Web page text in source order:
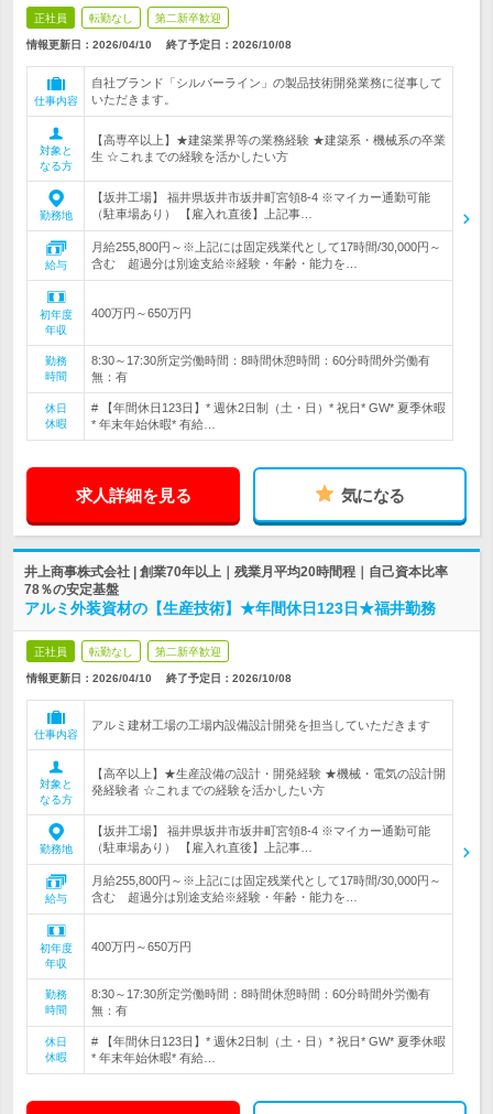
正社員 転勤なし 第二新卒歓迎
情報更新日：2026/04/10 終了予定日： 2026/10/08
仕事内容
自社ブランド「シルバーライン」の製品技術開発業務に従事して
いただきます。
対象と
なる方
【高専卒以上】★建築業界等の業務経験 ★建築系・機械系の卒業
生 ☆これまでの経験を活かしたい方
勤務地
【坂井工場】 福井県坂井市坂井町宮領8-4 ※マイカー通勤可能
（駐車場あり） 【雇入れ直後】上記事…
給与
月給255,800円～※上記には固定残業代として17時間/30,000円～
含む 超過分は別途支給※経験・年齢・能力を…
初年度
年収
400万円～650万円
勤務
時間
8:30～17:30所定労働時間：8時間休憩時間：60分時間外労働有
無：有
休日
休暇
# 【年間休日123日】* 週休2日制（土・日）* 祝日* GW* 夏季休暇
* 年末年始休暇* 有給…
求人詳細を見る 気になる
井上商事株式会社 | 創業70年以上｜残業月平均20時間程｜自己資本比率
78％の安定基盤
アルミ外装資材の【生産技術】★年間休日123日★福井勤務
正社員 転勤なし 第二新卒歓迎
情報更新日：2026/04/10 終了予定日： 2026/10/08
仕事内容
アルミ建材工場の工場内設備設計開発を担当していただきます
対象と
なる方
【高卒以上】★生産設備の設計・開発経験 ★機械・電気の設計開
発経験者 ☆これまでの経験を活かしたい方
勤務地
【坂井工場】 福井県坂井市坂井町宮領8-4 ※マイカー通勤可能
（駐車場あり） 【雇入れ直後】上記事…
給与
月給255,800円～※上記には固定残業代として17時間/30,000円～
含む 超過分は別途支給※経験・年齢・能力を…
初年度
年収
400万円～650万円
勤務
時間
8:30～17:30所定労働時間：8時間休憩時間：60分時間外労働有
無：有
休日
休暇
# 【年間休日123日】* 週休2日制（土・日）* 祝日* GW* 夏季休暇
* 年末年始休暇* 有給…